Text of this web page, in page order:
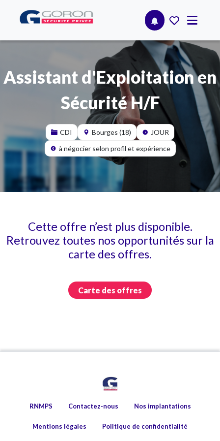
Assistant d'Exploitation en
Sécurité H/F
CDI Bourges (18)
JOUR
à négocier selon profil et expérience
Cette offre n’est plus disponible.
Retrouvez toutes nos opportunités sur la
carte des offres.
Carte des offres
RNMPS Contactez-nous Nos implantations
Mentions légales Politique de confidentialité